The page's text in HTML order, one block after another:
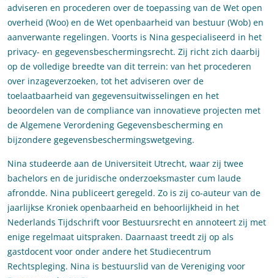
adviseren en procederen over de toepassing van de Wet open
overheid (Woo) en de Wet openbaarheid van bestuur (Wob) en
aanverwante regelingen. Voorts is Nina gespecialiseerd in het
privacy- en gegevensbeschermingsrecht. Zij richt zich daarbij
op de volledige breedte van dit terrein: van het procederen
over inzageverzoeken, tot het adviseren over de
toelaatbaarheid van gegevensuitwisselingen en het
beoordelen van de compliance van innovatieve projecten met
de Algemene Verordening Gegevensbescherming en
bijzondere gegevensbeschermingswetgeving.
Nina studeerde aan de Universiteit Utrecht, waar zij twee
bachelors en de juridische onderzoeksmaster cum laude
afrondde. Nina publiceert geregeld. Zo is zij co-auteur van de
jaarlijkse Kroniek openbaarheid en behoorlijkheid in het
Nederlands Tijdschrift voor Bestuursrecht en annoteert zij met
enige regelmaat uitspraken. Daarnaast treedt zij op als
gastdocent voor onder andere het Studiecentrum
Rechtspleging. Nina is bestuurslid van de Vereniging voor